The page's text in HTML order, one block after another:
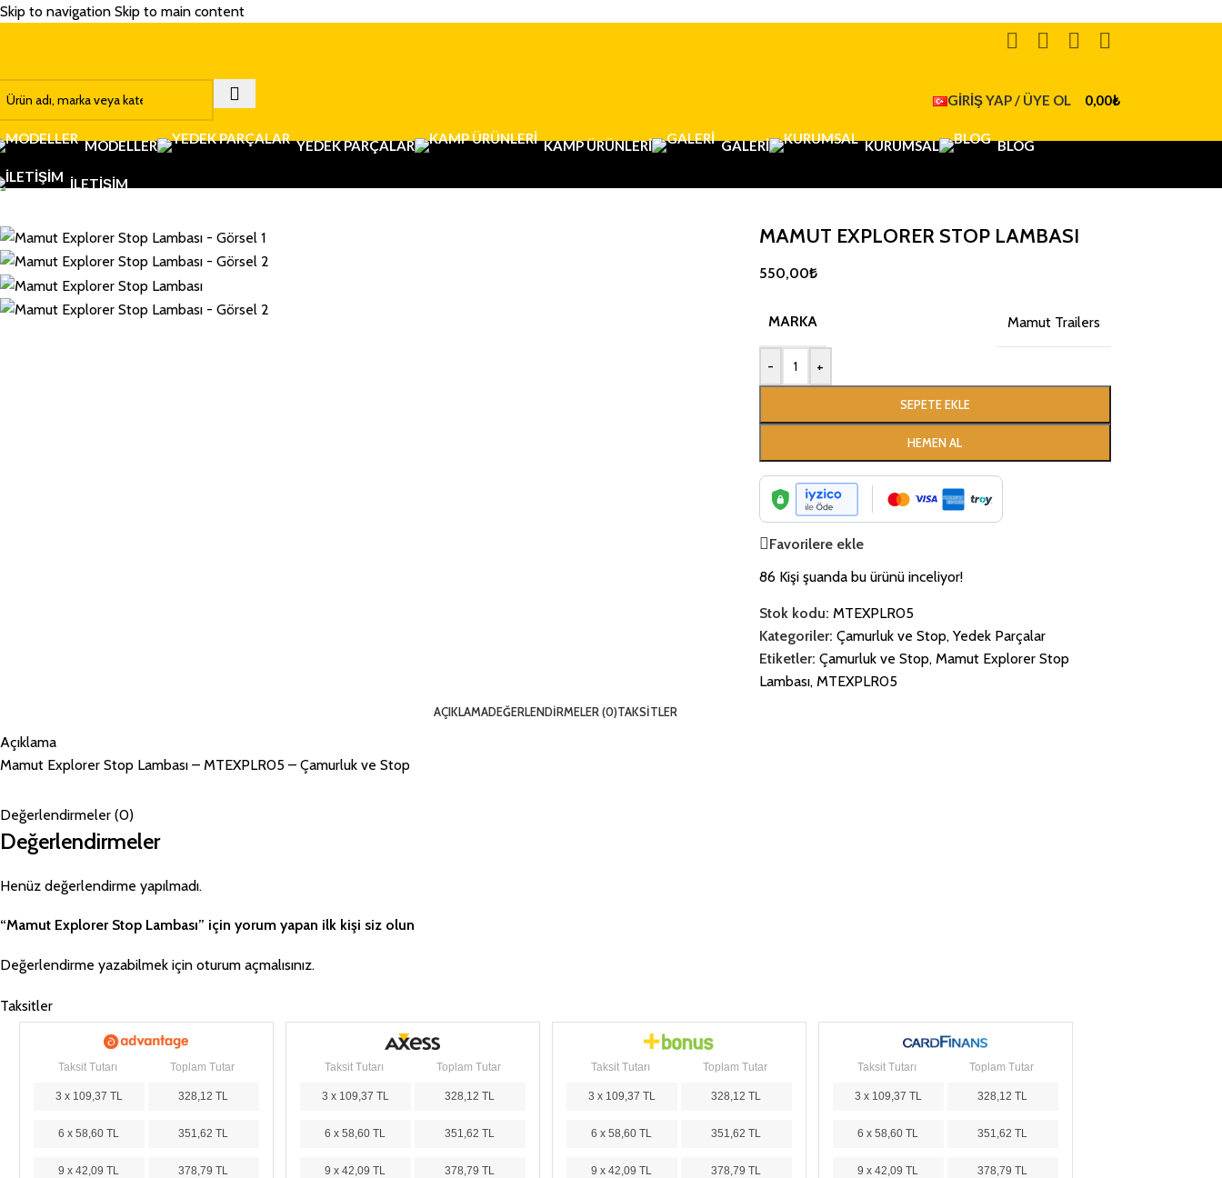
Skip to navigation Skip to main content
GIRIŞ YAP / ÜYE OL 0,00₺
MODELLER YEDEK PARÇALAR KAMP ÜRÜNLERI GALERI KURUMSAL BLOG
İLETIŞIM
MAMUT EXPLORER STOP LAMBASI
550,00₺
MARKA Mamut Trailers
- +
SEPETE EKLE
HEMEN AL
Favorilere ekle
86 Kişi şuanda bu ürünü inceliyor!
Stok kodu: MTEXPLR05
Kategoriler: Çamurluk ve Stop, Yedek Parçalar
Etiketler: Çamurluk ve Stop, Mamut Explorer Stop
Lambası, MTEXPLR05
AÇIKLAMADEĞERLENDIRMELER (0)TAKSITLER
Açıklama
Mamut Explorer Stop Lambası – MTEXPLR05 – Çamurluk ve Stop
Değerlendirmeler (0)
Değerlendirmeler
Henüz değerlendirme yapılmadı.
“Mamut Explorer Stop Lambası” için yorum yapan ilk kişi siz olun
Değerlendirme yazabilmek için oturum açmalısınız.
Taksitler
Taksit Tutarı Toplam Tutar
3 x 109,37 TL 328,12 TL
6 x 58,60 TL 351,62 TL
9 x 42,09 TL 378,79 TL
Taksit Tutarı Toplam Tutar
3 x 109,37 TL 328,12 TL
6 x 58,60 TL 351,62 TL
9 x 42,09 TL 378,79 TL
Taksit Tutarı Toplam Tutar
3 x 109,37 TL 328,12 TL
6 x 58,60 TL 351,62 TL
9 x 42,09 TL 378,79 TL
Taksit Tutarı Toplam Tutar
3 x 109,37 TL 328,12 TL
6 x 58,60 TL 351,62 TL
9 x 42,09 TL 378,79 TL